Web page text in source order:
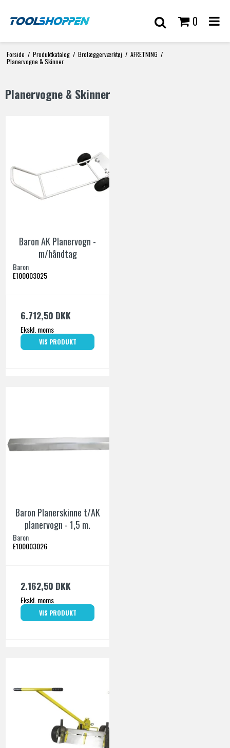
0
Forside / Produktkatalog / Brolæggerværktøj / AFRETNING /
Planervogne & Skinner
Planervogne & Skinner
Baron AK Planervogn -
m/håndtag
Baron
E100003025
6.712,50 DKK
Ekskl. moms
VIS PRODUKT
Baron Planerskinne t/AK
planervogn - 1,5 m.
Baron
E100003026
2.162,50 DKK
Ekskl. moms
VIS PRODUKT